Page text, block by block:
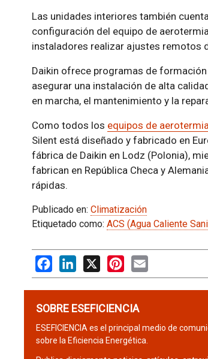
Las unidades interiores también
configuración del equipo de
instaladores realizar ajustes remotos
Daikin ofrece programas de
asegurar una instalación de alta
en marcha, el mantenimiento y la
Como todos los equipos de
Silent está diseñado y fabricado en
fábrica de Daikin en Lodz (Polonia),
fabrican en República Checa y
rápidas.
Publicado en: Climatización
Etiquetado como: ACS (Agua Caliente
FacebookLinkedIn
X PinterestEmail
SOBRE ESEFICIENCIA
ESEFICIENCIA es el principal medio de
sobre la Eficiencia Energética.